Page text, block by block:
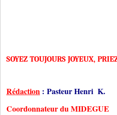
SOYEZ TOUJOURS JOYEUX,
Rédaction : Pasteur Henri K.
Coordonnateur du MIDEGUE